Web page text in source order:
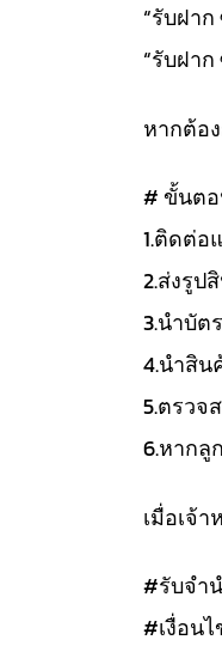
“รับฝา
“รับฝา
หากต้อ
# ขั้นตอ
1.ติดต่อ
2.ส่งรูป
3.นำบัต
4.นำสิน
5.ตรวจ
6.หากลู
เมื่อเจ้
#รับจํา
#เงื่อนไ